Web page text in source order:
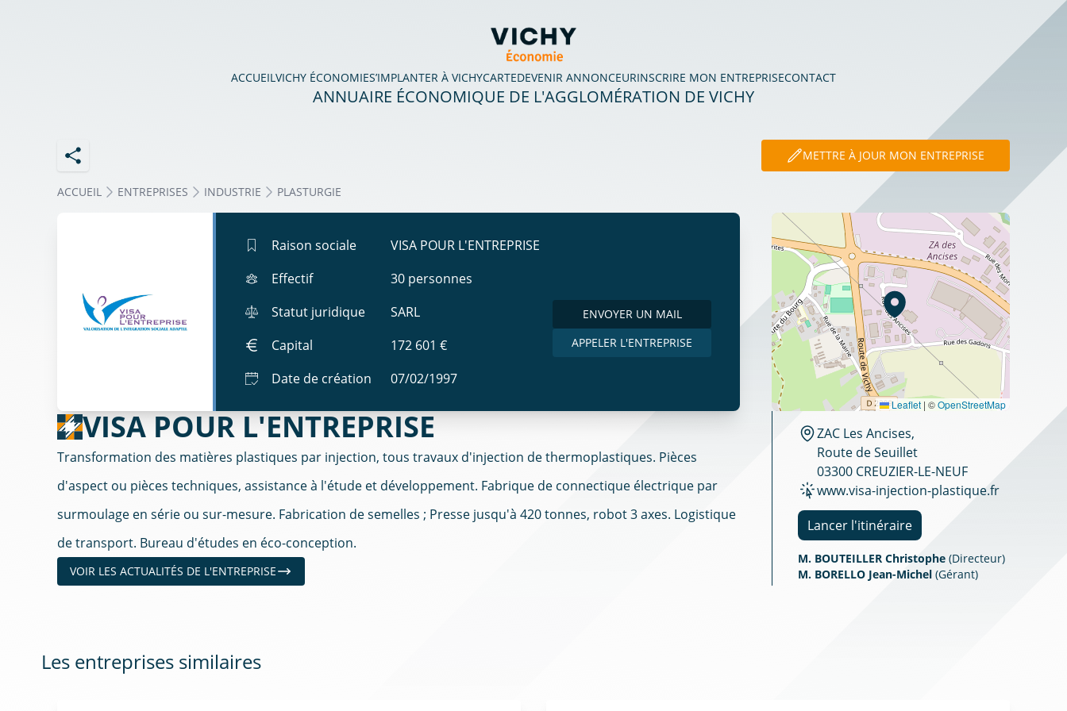
ACCUEILVICHY ÉCONOMIES’IMPLANTER À VICHYCARTEDEVENIR ANNONCEURINSCRIRE MON ENTREPRISECONTACT
ANNUAIRE ÉCONOMIQUE DE L'AGGLOMÉRATION DE VICHY
METTRE À JOUR MON ENTREPRISE
ACCUEIL ENTREPRISES INDUSTRIE PLASTURGIE
Raison sociale
VISA POUR L'ENTREPRISE
Effectif
30 personnes
Statut juridique
SARL
Capital
172 601 €
Date de création
07/02/1997
ENVOYER UN MAIL
APPELER L'ENTREPRISE
VISA POUR L'ENTREPRISE
Transformation des matières plastiques par injection, tous travaux d'injection de thermoplastiques. Pièces
d'aspect ou pièces techniques, assistance à l'étude et développement. Fabrique de connectique électrique par
surmoulage en série ou sur-mesure. Fabrication de semelles ; Presse jusqu'à 420 tonnes, robot 3 axes. Logistique
de transport. Bureau d'études en éco-conception.
VOIR LES ACTUALITÉS DE L'ENTREPRISE
Leaflet | ©OpenStreetMap
ZAC Les Ancises,
Route de Seuillet
03300 CREUZIER-LE-NEUF
www.visa-injection-plastique.fr
Lancer l'itinéraire
M. BOUTEILLER Christophe (Directeur)
M. BORELLO Jean-Michel (Gérant)
Les entreprises similaires